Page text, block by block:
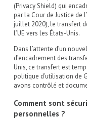
(Privacy Shield) qui
par la Cour de Justice de
juillet 2020), le transfert
l’UE vers les États-Unis.
Dans l’attente d’un
d’encadrement des
Unis, ce transfert est
politique d’utilisation de
avons contrôlé et
Comment sont
personnelles ?